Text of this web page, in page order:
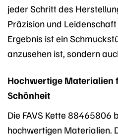
jeder Schritt des
Präzision und
Ergebnis ist ein
anzusehen ist, sondern
Hochwertige Materialien
Schönheit
Die FAVS Kette 88465806
hochwertigen Materialien.